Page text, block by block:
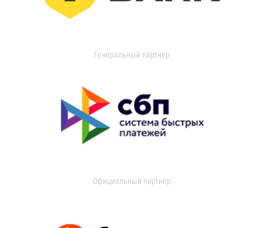
Генеральный партнер
Официальный партнер